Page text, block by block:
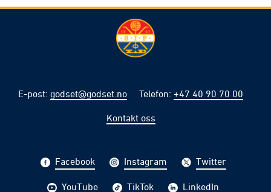
E-post: godset@godset.no Telefon: +47 40 90 70 00
Kontakt oss
Facebook Instagram Twitter
YouTube TikTok LinkedIn